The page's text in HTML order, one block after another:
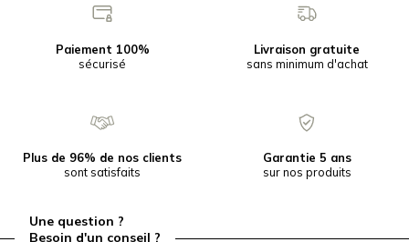
Paiement 100%
sécurisé
Livraison gratuite
sans minimum d'achat
Plus de 96% de nos clients
sont satisfaits
Garantie 5 ans
sur nos produits
Une question ?
Besoin d'un conseil ?